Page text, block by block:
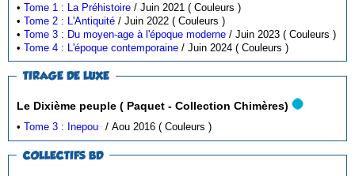
•Tome 1 : La Préhistoire
/ Juin 2021 ( Couleurs )
•Tome 2 : L'Antiquité
/ Juin 2022 ( Couleurs )
•Tome 3 : Du moyen-age à l'époque moderne
/ Juin 2023 ( Couleurs )
•Tome 4 : L'époque contemporaine / Juin 2024 ( Couleurs )
TIRAGE DE LUXE
Le Dixième peuple ( Paquet - Collection Chimères)
•Tome 3 : Inepou / Aou 2016 ( Couleurs )
COLLECTIFS BD